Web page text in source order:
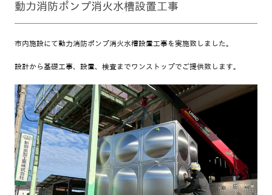
動力消防ポンプ消火水槽設置工事
市内施設にて動力消防ポンプ消火水槽設置工事を実施致しました。
設計から基礎工事、設置、検査までワンストップでご提供致します。